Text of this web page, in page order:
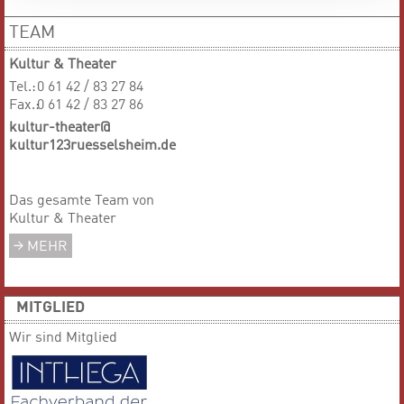
TEAM
Kultur & Theater
Tel.:0 61 42 / 83 27 84
Fax.:0 61 42 / 83 27 86
kultur-theater@
kultur123ruesselsheim.de
Das gesamte Team von
Kultur & Theater
MEHR
MITGLIED
Wir sind Mitglied